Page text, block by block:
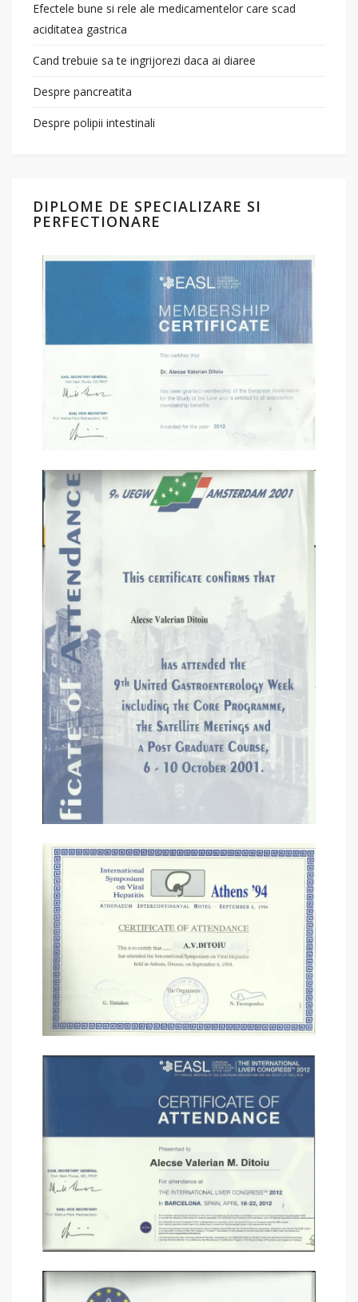
Efectele bune si rele ale medicamentelor care scad
aciditatea gastrica
Cand trebuie sa te ingrijorezi daca ai diaree
Despre pancreatita
Despre polipii intestinali
DIPLOME DE SPECIALIZARE SI
PERFECTIONARE